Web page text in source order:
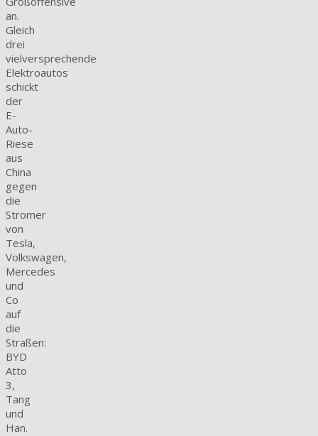
an.
Gleich
drei
vielversprechende
Elektroautos
schickt
der
E-
Auto-
Riese
aus
China
gegen
die
Stromer
von
Tesla,
Volkswagen,
Mercedes
und
Co
auf
die
Straßen:
BYD
Atto
3,
Tang
und
Han.